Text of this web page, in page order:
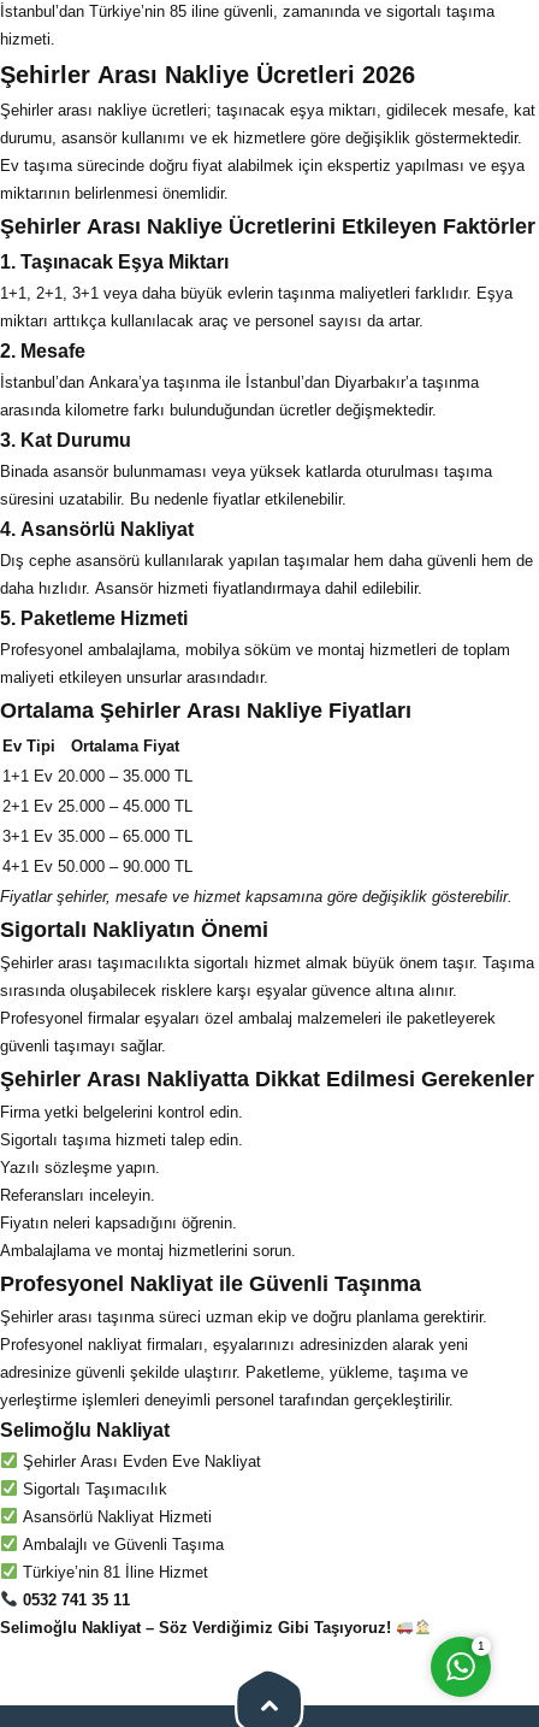
İstanbul’dan Türkiye’nin 85 iline güvenli, zamanında ve sigortalı taşıma
hizmeti.
Şehirler Arası Nakliye Ücretleri 2026
Şehirler arası nakliye ücretleri; taşınacak eşya miktarı, gidilecek mesafe, kat
durumu, asansör kullanımı ve ek hizmetlere göre değişiklik göstermektedir.
Ev taşıma sürecinde doğru fiyat alabilmek için ekspertiz yapılması ve eşya
miktarının belirlenmesi önemlidir.
Şehirler Arası Nakliye Ücretlerini Etkileyen Faktörler
1. Taşınacak Eşya Miktarı
1+1, 2+1, 3+1 veya daha büyük evlerin taşınma maliyetleri farklıdır. Eşya
miktarı arttıkça kullanılacak araç ve personel sayısı da artar.
2. Mesafe
İstanbul’dan Ankara’ya taşınma ile İstanbul’dan Diyarbakır’a taşınma
arasında kilometre farkı bulunduğundan ücretler değişmektedir.
3. Kat Durumu
Binada asansör bulunmaması veya yüksek katlarda oturulması taşıma
süresini uzatabilir. Bu nedenle fiyatlar etkilenebilir.
4. Asansörlü Nakliyat
Dış cephe asansörü kullanılarak yapılan taşımalar hem daha güvenli hem de
daha hızlıdır. Asansör hizmeti fiyatlandırmaya dahil edilebilir.
5. Paketleme Hizmeti
Profesyonel ambalajlama, mobilya söküm ve montaj hizmetleri de toplam
maliyeti etkileyen unsurlar arasındadır.
Ortalama Şehirler Arası Nakliye Fiyatları
Ev Tipi
Ortalama Fiyat
1+1 Ev 20.000 – 35.000 TL
2+1 Ev 25.000 – 45.000 TL
3+1 Ev 35.000 – 65.000 TL
4+1 Ev 50.000 – 90.000 TL
Fiyatlar şehirler, mesafe ve hizmet kapsamına göre değişiklik gösterebilir.
Sigortalı Nakliyatın Önemi
Şehirler arası taşımacılıkta sigortalı hizmet almak büyük önem taşır. Taşıma
sırasında oluşabilecek risklere karşı eşyalar güvence altına alınır.
Profesyonel firmalar eşyaları özel ambalaj malzemeleri ile paketleyerek
güvenli taşımayı sağlar.
Şehirler Arası Nakliyatta Dikkat Edilmesi Gerekenler
Firma yetki belgelerini kontrol edin.
Sigortalı taşıma hizmeti talep edin.
Yazılı sözleşme yapın.
Referansları inceleyin.
Fiyatın neleri kapsadığını öğrenin.
Ambalajlama ve montaj hizmetlerini sorun.
Profesyonel Nakliyat ile Güvenli Taşınma
Şehirler arası taşınma süreci uzman ekip ve doğru planlama gerektirir.
Profesyonel nakliyat firmaları, eşyalarınızı adresinizden alarak yeni
adresinize güvenli şekilde ulaştırır. Paketleme, yükleme, taşıma ve
yerleştirme işlemleri deneyimli personel tarafından gerçekleştirilir.
Selimoğlu Nakliyat
Şehirler Arası Evden Eve Nakliyat
Sigortalı Taşımacılık
Asansörlü Nakliyat Hizmeti
Ambalajlı ve Güvenli Taşıma
Türkiye’nin 81 İline Hizmet
0532 741 35 11
Selimoğlu Nakliyat – Söz Verdiğimiz Gibi Taşıyoruz!
1